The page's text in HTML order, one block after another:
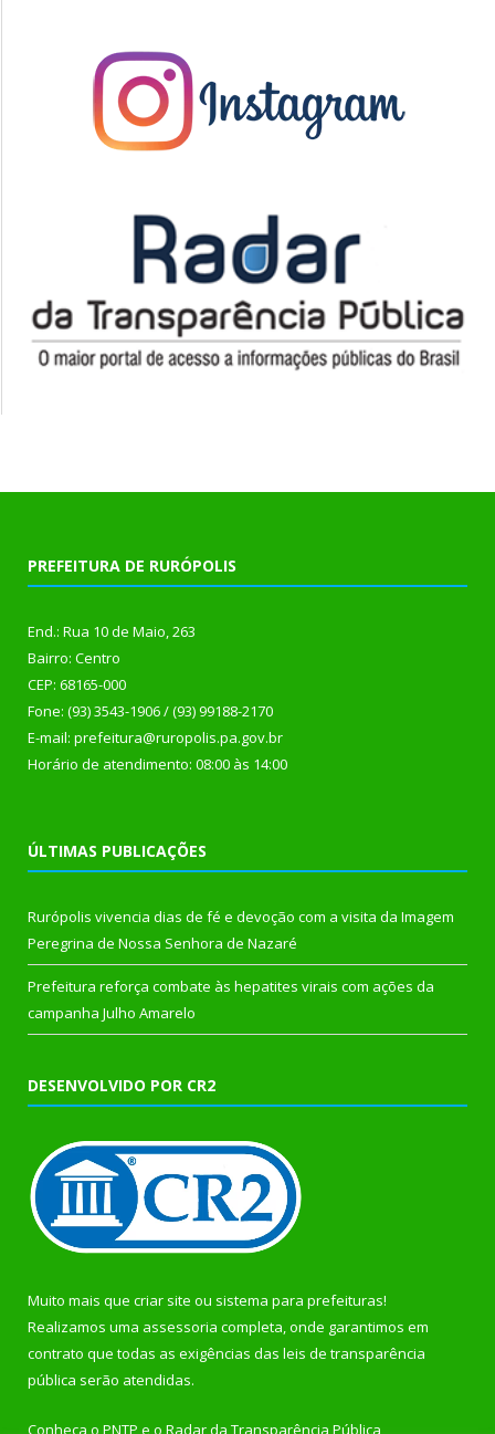
PREFEITURA DE RURÓPOLIS
End.: Rua 10 de Maio, 263
Bairro: Centro
CEP: 68165-000
Fone: (93) 3543-1906 / (93) 99188-2170
E-mail: prefeitura@ruropolis.pa.gov.br
Horário de atendimento: 08:00 às 14:00
ÚLTIMAS PUBLICAÇÕES
Rurópolis vivencia dias de fé e devoção com a visita da Imagem
Peregrina de Nossa Senhora de Nazaré
Prefeitura reforça combate às hepatites virais com ações da
campanha Julho Amarelo
DESENVOLVIDO POR CR2
Muito mais que criar site ou sistema para prefeituras!
Realizamos uma assessoria completa, onde garantimos em
contrato que todas as exigências das leis de transparência
pública serão atendidas.
Conheça o PNTP e o Radar da Transparência Pública